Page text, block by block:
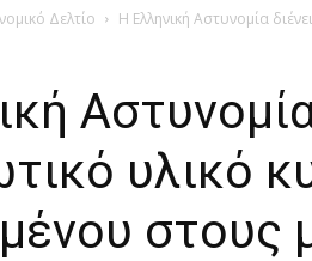
Δελτίο Η Ελληνική Αστυνομία
υλικό
στους